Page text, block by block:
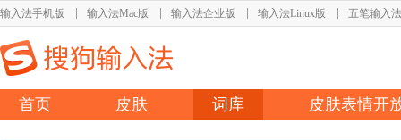
输入法手机版 输入法Mac版 输入法企业版 输入法Linux版 五笔输入法
首页 皮肤 词库 皮肤表情开